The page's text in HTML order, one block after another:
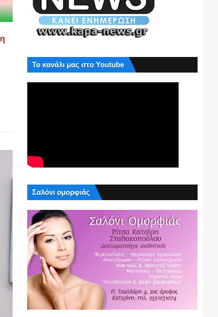
Το κανάλι μας στο Youtube
Σαλόνι ομορφιάς